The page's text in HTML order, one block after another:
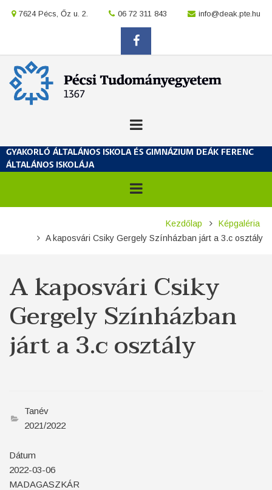
location
7624 Pécs, Őz u. 2. location
06 72 311 843 location
info@deak.pte.hu
facebook
GYAKORLÓ ÁLTALÁNOS ISKOLA ÉS GIMNÁZIUM DEÁK FERENC
ÁLTALÁNOS ISKOLÁJA
Morzsa Kezdőlap
Képgaléria
A kaposvári Csiky Gergely Színházban járt a 3.c osztály
A kaposvári Csiky
Gergely Színházban
járt a 3.c osztály
Tanév
2021/2022
Dátum
2022-03-06
MADAGASZKÁR